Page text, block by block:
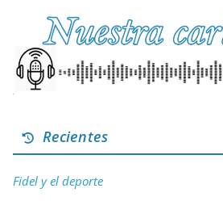
Recientes
Fidel y el deporte